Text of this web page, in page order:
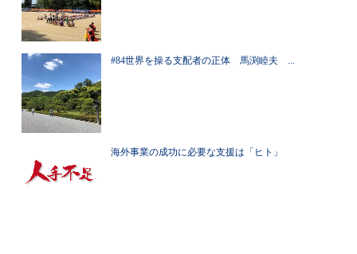
#84世界を操る支配者の正体 馬渕睦夫 ...
海外事業の成功に必要な支援は「ヒト」